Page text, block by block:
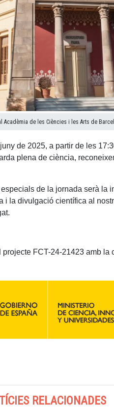
Acadèmia de les Ciències i les Arts de
de 2025, a partir de les
plena de ciència,
de la jornada serà la
i la divulgació científica al
projecte FCT-24-21423 amb
RELACIONADES